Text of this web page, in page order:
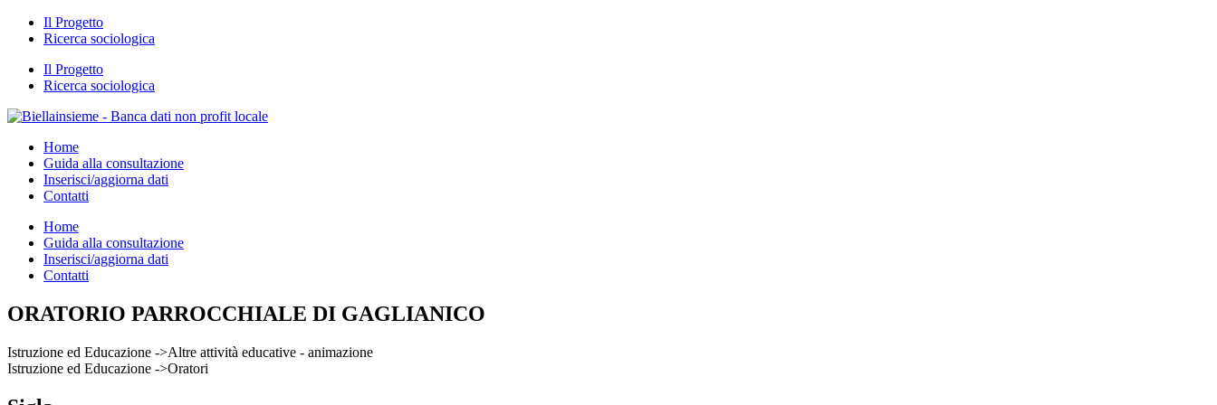
Il Progetto
Ricerca sociologica
Il Progetto
Ricerca sociologica
Home
Guida alla consultazione
Inserisci/aggiorna dati
Contatti
Home
Guida alla consultazione
Inserisci/aggiorna dati
Contatti
ORATORIO PARROCCHIALE DI GAGLIANICO
Istruzione ed Educazione ->Altre attività educative - animazione
Istruzione ed Educazione ->Oratori